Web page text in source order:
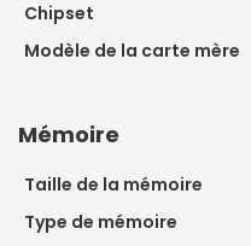
Chipset
Modèle de la carte mère
Mémoire
Taille de la mémoire
Type de mémoire